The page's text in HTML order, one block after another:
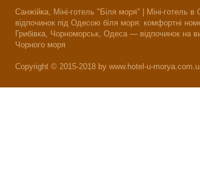
Санжійка, Міні-готель "Біля моря" | Міні-готель в
відпочинок під Одесою біля моря: комфортні
Грибівка, Чорноморськ, Одеса — відпочинок на
Чорного моря
Copyright © 2015-2018 by www.hotel-u-